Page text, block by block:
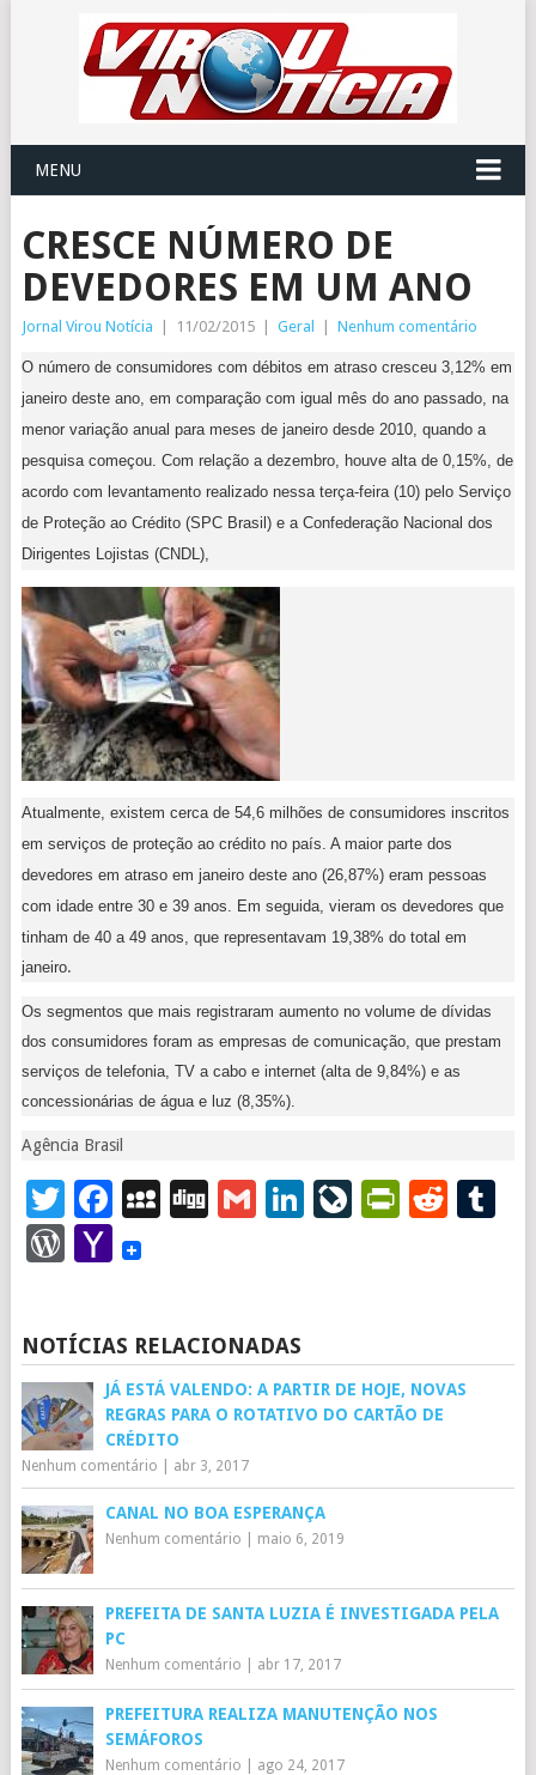
MENU
CRESCE NÚMERO DE
DEVEDORES EM UM ANO
Jornal Virou Notícia 11/02/2015 Geral Nenhum comentário
O número de consumidores com débitos em atraso cresceu 3,12% em
janeiro deste ano, em comparação com igual mês do ano passado, na
menor variação anual para meses de janeiro desde 2010, quando a
pesquisa começou. Com relação a dezembro, houve alta de 0,15%, de
acordo com levantamento realizado nessa terça-feira (10) pelo Serviço
de Proteção ao Crédito (SPC Brasil) e a Confederação Nacional dos
Dirigentes Lojistas (CNDL),
Atualmente, existem cerca de 54,6 milhões de consumidores inscritos
em serviços de proteção ao crédito no país. A maior parte dos
devedores em atraso em janeiro deste ano (26,87%) eram pessoas
com idade entre 30 e 39 anos. Em seguida, vieram os devedores que
tinham de 40 a 49 anos, que representavam 19,38% do total em
janeiro.
Os segmentos que mais registraram aumento no volume de dívidas
dos consumidores foram as empresas de comunicação, que prestam
serviços de telefonia, TV a cabo e internet (alta de 9,84%) e as
concessionárias de água e luz (8,35%).
Agência Brasil
Twitter
Facebook
MySpace
DiggGmailLinkedIn
WordPress
Yahoo
NOTÍCIAS RELACIONADAS
JÁ ESTÁ VALENDO: A PARTIR DE HOJE, NOVAS
REGRAS PARA O ROTATIVO DO CARTÃO DE
CRÉDITO
Nenhum comentário abr 3, 2017
CANAL NO BOA ESPERANÇA
Nenhum comentário maio 6, 2019
PREFEITA DE SANTA LUZIA É INVESTIGADA PELA
PC
Nenhum comentário abr 17, 2017
PREFEITURA REALIZA MANUTENÇÃO NOS
SEMÁFOROS
Nenhum comentário ago 24, 2017